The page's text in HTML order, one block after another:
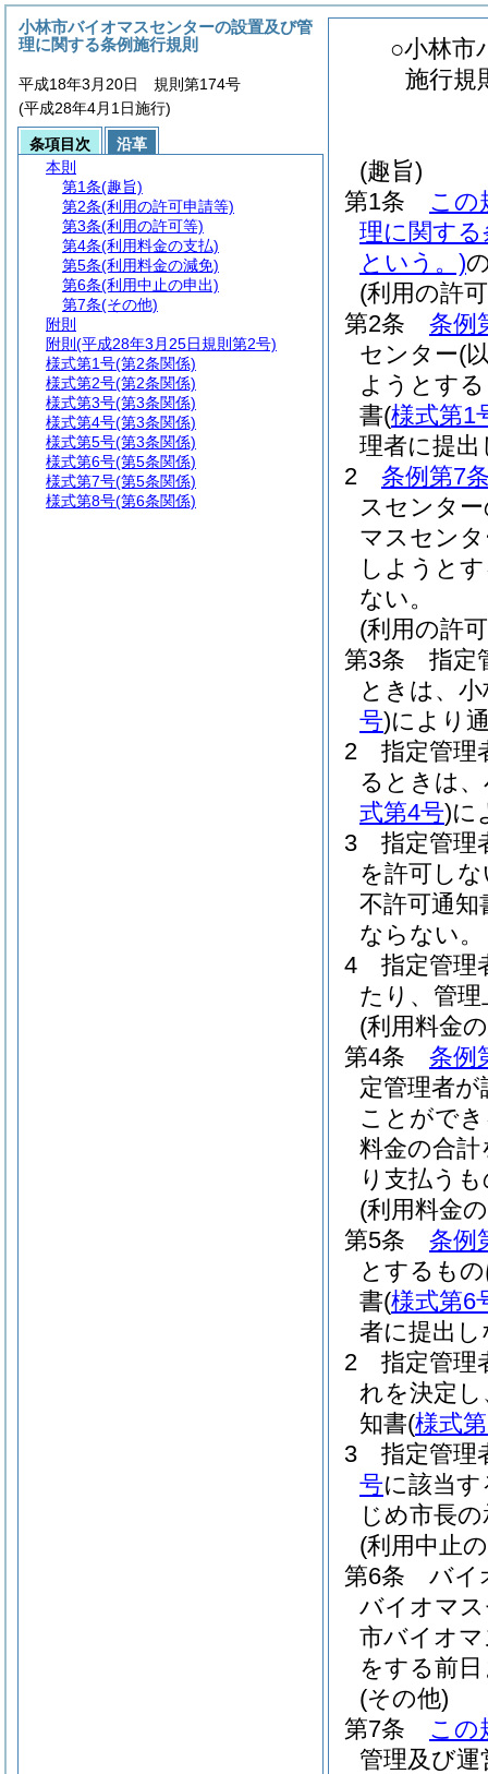
○小林市
施行規
(趣旨)
第1条
この
理に関する
という。)
(利用の許
第2条
条例
センター(
ようとす
書(様式第1
理者に提
2
条例第7
スセンタ
マスセン
しようと
ない。
(利用の許
第3条
指定
ときは、
号)により
2
指定管理
るときは
式第4号)に
3
指定管理
を許可し
不許可通知
ならない。
4
指定管理
たり、管
(利用料金
第4条
条例
定管理者
ことがで
料金の合
り支払う
(利用料金
第5条
条例
とするも
書(様式第6
者に提出
2
指定管理
れを決定
知書(様式
3
指定管理
号に該当
じめ市長
(利用中止
第6条
バイ
バイオマ
市バイオ
をする前
(その他)
第7条
この
管理及び
小林市バイオマスセンターの設置及び管
理に関する条例施行規則
平成18年3月20日 規則第174号
(平成28年4月1日施行)
条項目次
沿革
本則
第1条(趣旨)
第2条(利用の許可申請等)
第3条(利用の許可等)
第4条(利用料金の支払)
第5条(利用料金の減免)
第6条(利用中止の申出)
第7条(その他)
附則
附則 (平成28年3月25日規則第2号)
様式第1号(第2条関係)
様式第2号(第2条関係)
様式第3号(第3条関係)
様式第4号(第3条関係)
様式第5号(第3条関係)
様式第6号(第5条関係)
様式第7号(第5条関係)
様式第8号(第6条関係)